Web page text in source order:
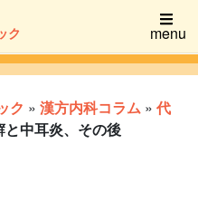
ク
menu
ク » 漢方内科コラム » 代
と中耳炎、その後